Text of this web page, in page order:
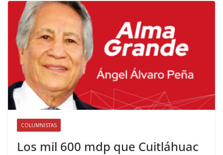
COLUMNISTAS
Los mil 600 mdp que Cuitláhuac